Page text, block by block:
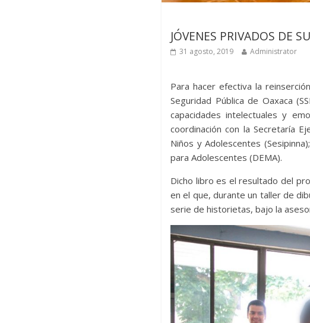
JÓVENES PRIVADOS DE
31 agosto, 2019 Administrator
Para hacer efectiva la
Seguridad Pública de Oaxaca
capacidades intelectuales y
coordinación con la Secretaría
Niños y Adolescentes
para Adolescentes (DEMA).
Dicho libro es el resultado del
en el que, durante un taller de
serie de historietas, bajo la